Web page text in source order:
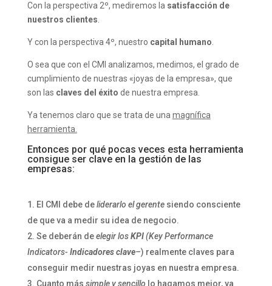
Con la perspectiva 2º, mediremos la satisfacción de
nuestros clientes
Y con la perspectiva 4º, nuestro capital humano
O sea que con el CMI analizamos, medimos, el grado de
cumplimiento de nuestras «joyas de la empresa», que
son las claves del éxito de nuestra empresa.
Ya tenemos claro que se trata de una magnífica
herramienta.
Entonces por qué pocas veces esta herramienta
consigue ser clave en la gestión de las
empresas:
El CMI debe deliderarlo el gerentesiendo consciente
de que va a medir su idea de negocio.
Se deberán deelegir losKPI(Key Performance
Indicators- Indicadores clave–) realmente claves para
conseguir medir nuestras joyas en nuestra empresa.
Cuanto más simple y sencillo lo hagamos mejor, ya